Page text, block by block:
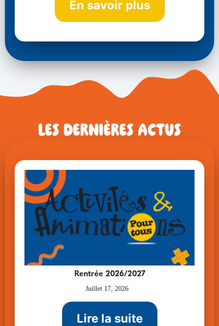
En savoir plus
Les dernières actus
Rentrée 2026/2027
Juillet 17, 2026
Lire la suite